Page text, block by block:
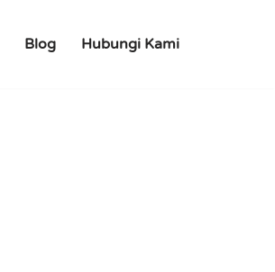
Blog Hubungi Kami